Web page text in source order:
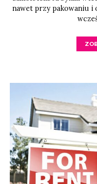
nawet przy pakowaniu i